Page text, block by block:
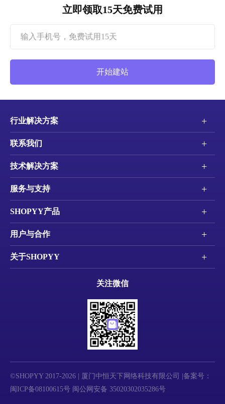
立即领取15天免费试用
开始建站
行业解决方案 +
联系我们 +
技术解决方案 +
服务与支持 +
SHOPYY产品 +
用户与合作 +
关于SHOPYY +
关注微信
©SHOPYY 2017-2026 | 厦门中恒天下网络科技有限公司 |备案号：
闽ICP备08100615号 闽公网安备 35020302035286号